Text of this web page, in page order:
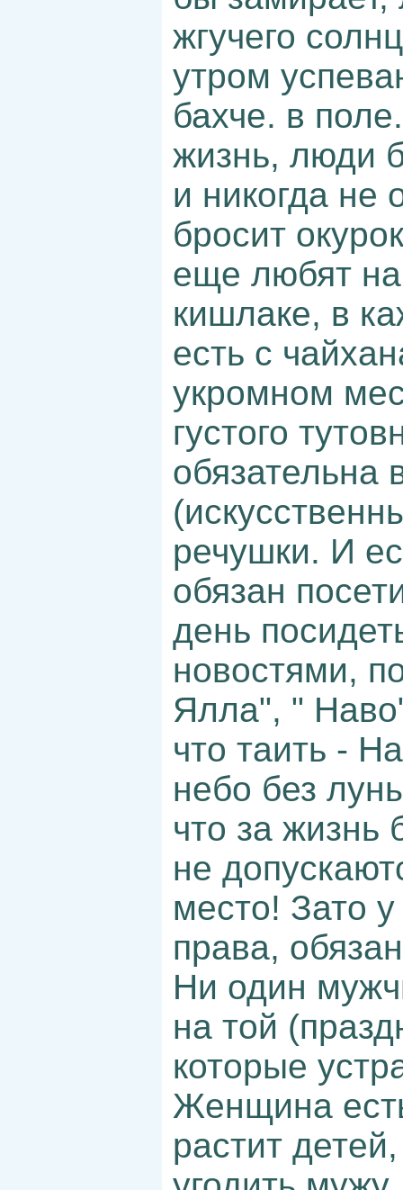
жгучего
утром
бахче. в
жизнь, люди
и никогда не
бросит
еще любят
кишлаке, в
есть с
укромном
густого
обязательна
речушки. И
обязан
день
новостями,
Ялла", "
что таить -
небо без
что за
не
место! Зато
права,
Ни один
на той
которые
Женщина
растит